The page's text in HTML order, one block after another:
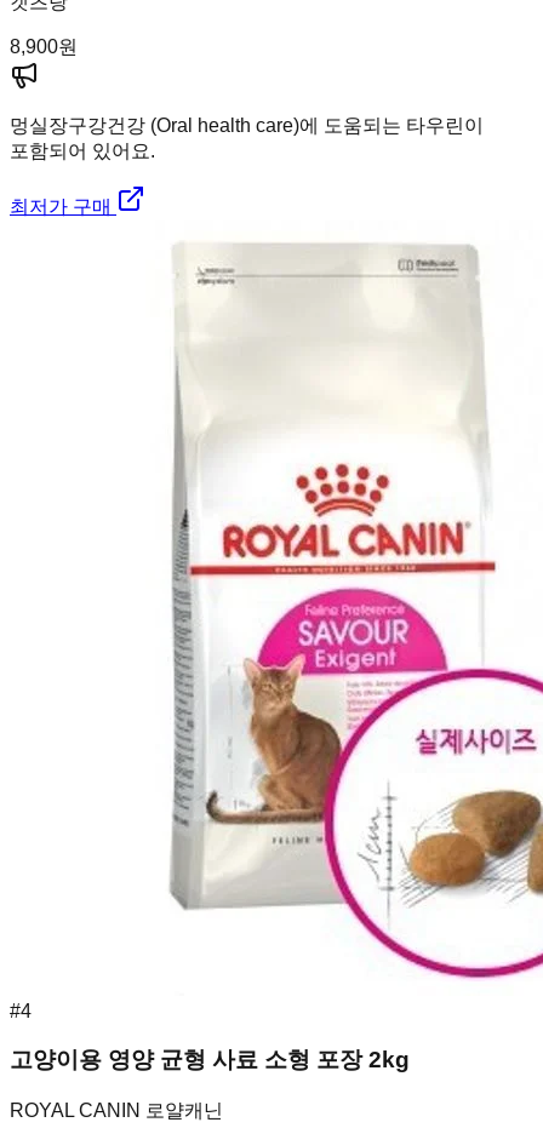
8,900원
멍실장구강건강 (Oral health care)에 도움되는 타우린이
포함되어 있어요.
최저가 구매
#4
고양이용 영양 균형 사료 소형 포장 2kg
ROYAL CANIN 로얄캐닌